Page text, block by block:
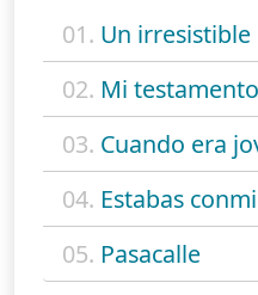
01. Un irresistible
02. Mi testamento
03. Cuando era
04. Estabas
05. Pasacalle